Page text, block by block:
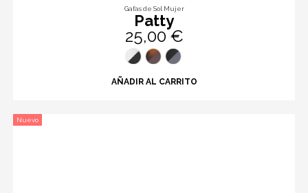
Gafas de Sol Mujer
Patty
25,00 €
AÑADIR AL CARRITO
Nuevo